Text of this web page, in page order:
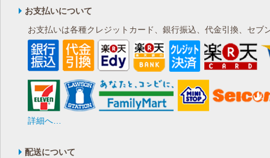
お支払いについて
お支払いは各種クレジットカード、銀行振込、代金引換、セ
詳細へ…
配送について